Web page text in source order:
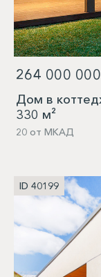
264 000
Дом в
330 м²
20 от МКАД
ID 40199